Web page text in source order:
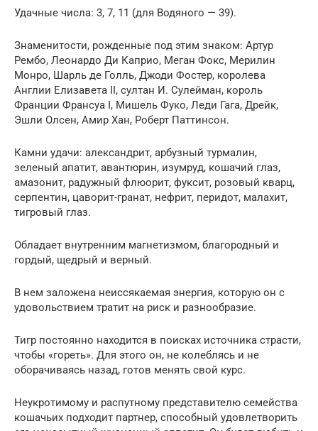
Удачные числа: 3, 7, 11 (для Водяного — 39).
Знаменитости, рожденные под этим знаком: Артур
Рембо, Леонардо Ди Каприо, Меган Фокс, Мерилин
Монро, Шарль де Голль, Джоди Фостер, королева
Англии Елизавета II, султан И. Сулейман, король
Франции Франсуа I, Мишель Фуко, Леди Гага, Дрейк,
Эшли Олсен, Амир Хан, Роберт Паттинсон.
Камни удачи: александрит, арбузный турмалин,
зеленый апатит, авантюрин, изумруд, кошачий глаз,
амазонит, радужный флюорит, фуксит, розовый кварц,
серпентин, цаворит-гранат, нефрит, перидот, малахит,
тигровый глаз.
Обладает внутренним магнетизмом, благородный и
гордый, щедрый и верный.
В нем заложена неиссякаемая энергия, которую он с
удовольствием тратит на риск и разнообразие.
Тигр постоянно находится в поисках источника страсти,
чтобы «гореть». Для этого он, не колеблясь и не
оборачиваясь назад, готов менять свой курс.
Неукротимому и распутному представителю семейства
кошачьих подходит партнер, способный удовлетворить